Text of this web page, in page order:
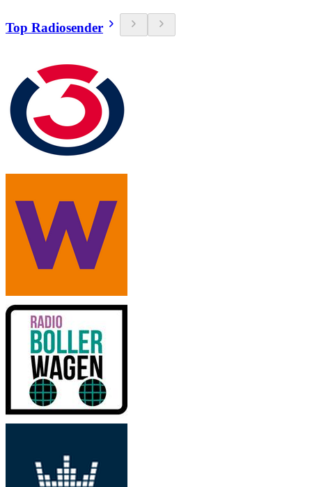
Top Radiosender